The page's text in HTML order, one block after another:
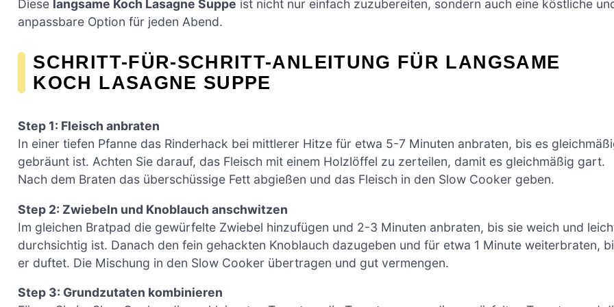
Diese langsame Koch Lasagne Suppe ist nicht nur einfach zuzubereiten, sondern auch eine köstliche
anpassbare Option für jeden Abend.
SCHRITT-FÜR-SCHRITT-ANLEITUNG FÜR LANGSAME
KOCH LASAGNE SUPPE
Step 1: Fleisch anbraten
In einer tiefen Pfanne das Rinderhack bei mittlerer Hitze für etwa 5-7 Minuten anbraten, bis es
gebräunt ist. Achten Sie darauf, das Fleisch mit einem Holzlöffel zu zerteilen, damit es gleichmäßig gart.
Nach dem Braten das überschüssige Fett abgießen und das Fleisch in den Slow Cooker geben.
Step 2: Zwiebeln und Knoblauch anschwitzen
Im gleichen Bratpad die gewürfelte Zwiebel hinzufügen und 2-3 Minuten anbraten, bis sie weich und
durchsichtig ist. Danach den fein gehackten Knoblauch dazugeben und für etwa 1 Minute weiterbraten,
er duftet. Die Mischung in den Slow Cooker übertragen und gut vermengen.
Step 3: Grundzutaten kombinieren